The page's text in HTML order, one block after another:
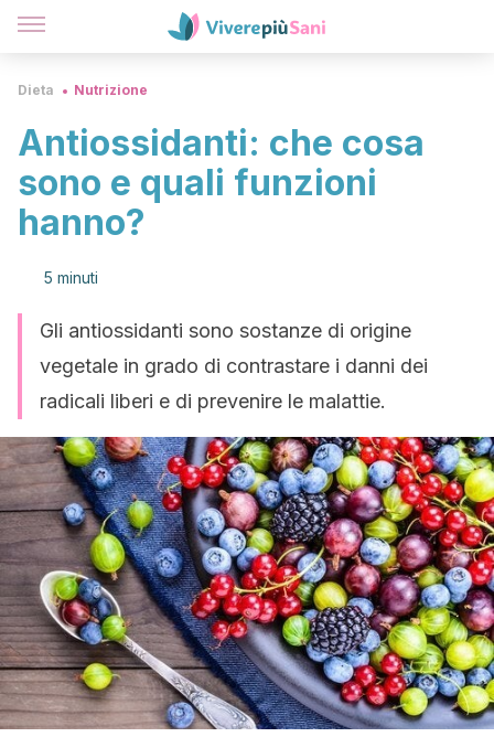
Dieta Nutrizione
Antiossidanti: che cosa
sono e quali funzioni
hanno?
5 minuti
Gli antiossidanti sono sostanze di origine
vegetale in grado di contrastare i danni dei
radicali liberi e di prevenire le malattie.